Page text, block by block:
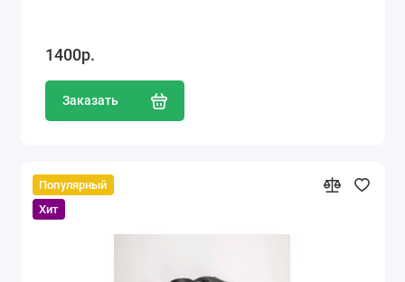
1400р.
Заказать
Популярный
Хит